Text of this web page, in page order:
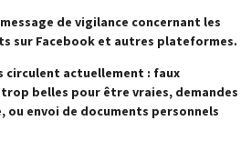
de vigilance concernant les
sur Facebook et autres plateformes.
circulent actuellement : faux
belles pour être vraies, demandes
ou envoi de documents personnels